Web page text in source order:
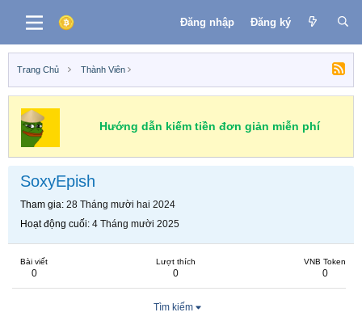
Đăng nhập Đăng ký
Trang Chủ Thành Viên
Hướng dẫn kiếm tiền đơn giản miễn phí
SoxyEpish
Tham gia 28 Tháng mười hai 2024
Hoạt động cuối 4 Tháng mười 2025
Bài viết
0
Lượt thích
0
VNB Token
0
Tìm kiếm